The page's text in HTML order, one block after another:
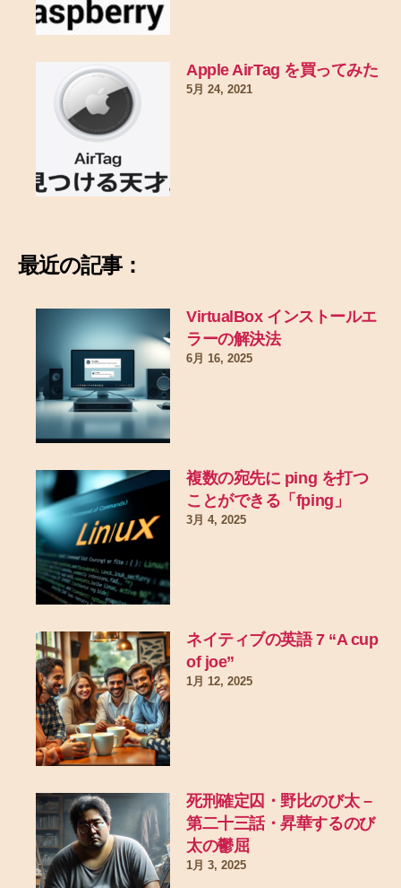
Apple AirTag を買ってみた
5月 24, 2021
最近の記事：
VirtualBox インストールエ
ラーの解決法
6月 16, 2025
複数の宛先に ping を打つ
ことができる「fping」
3月 4, 2025
ネイティブの英語 7 “A cup
of joe”
1月 12, 2025
死刑確定囚・野比のび太 –
第二十三話・昇華するのび
太の鬱屈
1月 3, 2025